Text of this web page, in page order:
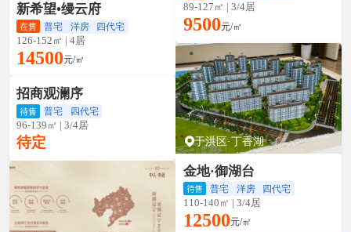
新希望•缦云府
普宅 洋房 四代宅
126-152㎡ | 4居
14500元/㎡
大东区·望花
招商观澜序
普宅 四代宅
96-139㎡ | 3/4居
待定
89-127㎡ | 3/4居
9500元/㎡
于洪区·丁香湖
金地·御湖台
普宅 洋房 四代宅
110-140㎡ | 3/4居
12500元/㎡